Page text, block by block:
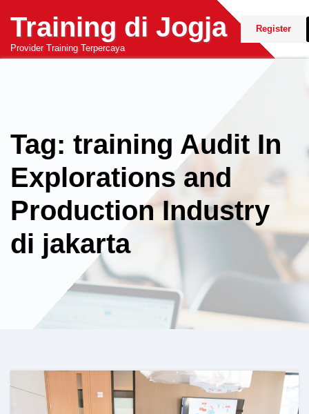
content
Training di Jogja
Provider Training Terpercaya
Register
Tag: training Audit In
Explorations and
Production Industry
di jakarta